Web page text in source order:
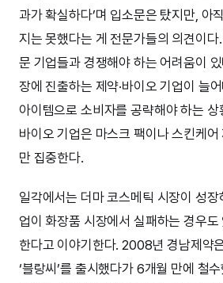
과가 확실하다’며 입소문은 탔지만, 아
지는 못했다는 게 전문가들의 의견이다
문 기업들과 경쟁해야 하는 어려움이
장에 진출하는 제약·바이오 기업이 늘
아이템으로 소비자를 공략해야 하는 상
바이오 기업은 마스크 팩이나 스킨케어
만 집중한다.
일각에서는 더마 코스메틱 시장이 성장
업이 화장품 시장에서 실패하는 경우
한다고 이야기한다. 2008년 경남제약
‘블랑씨’를 출시했다가 6개월 만에 철